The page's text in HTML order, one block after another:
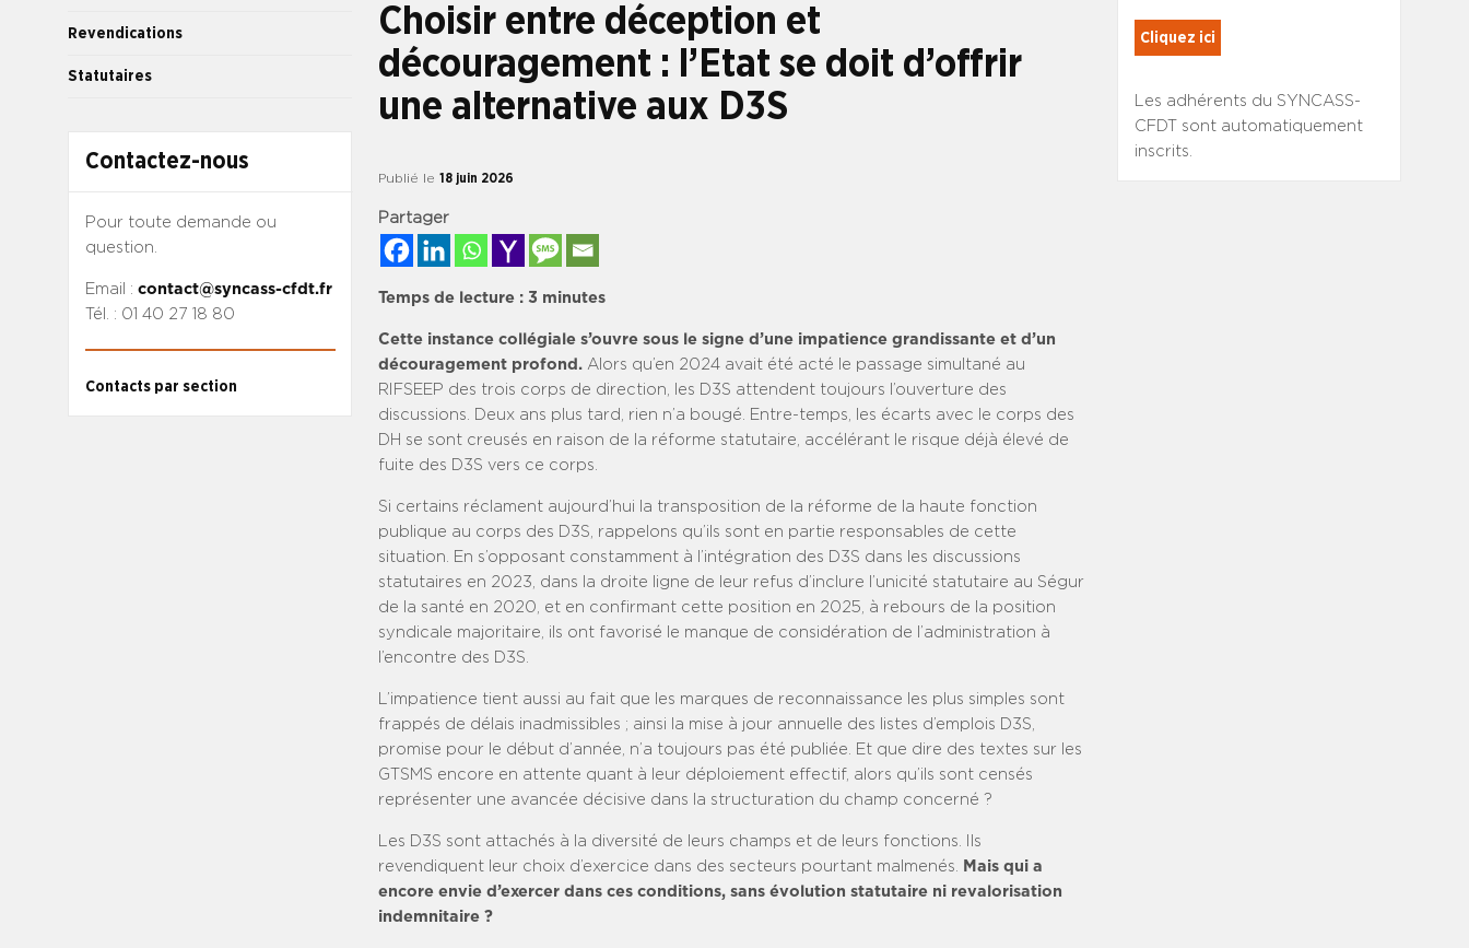
Revendications
Statutaires
Contactez-nous
Pour toute demande ou
question.
Email : contact@syncass-cfdt.fr
Tél. : 01 40 27 18 80
Contacts par section
Choisir entre déception et
découragement : l’Etat se doit d’offrir
une alternative aux D3S
Publié le 18 juin 2026
Partager
Temps de lecture : 3 minutes
Cette instance collégiale s’ouvre sous le signe d’une impatience grandissante et d’un
découragement profond. Alors qu’en 2024 avait été acté le passage simultané au
RIFSEEP des trois corps de direction, les D3S attendent toujours l’ouverture des
discussions. Deux ans plus tard, rien n’a bougé. Entre-temps, les écarts avec le corps des
DH se sont creusés en raison de la réforme statutaire, accélérant le risque déjà élevé de
fuite des D3S vers ce corps.
Si certains réclament aujourd’hui la transposition de la réforme de la haute fonction
publique au corps des D3S, rappelons qu’ils sont en partie responsables de cette
situation. En s’opposant constamment à l’intégration des D3S dans les discussions
statutaires en 2023, dans la droite ligne de leur refus d’inclure l’unicité statutaire au Ségur
de la santé en 2020, et en confirmant cette position en 2025, à rebours de la position
syndicale majoritaire, ils ont favorisé le manque de considération de l’administration à
l’encontre des D3S.
L’impatience tient aussi au fait que les marques de reconnaissance les plus simples sont
frappés de délais inadmissibles ; ainsi la mise à jour annuelle des listes d’emplois D3S,
promise pour le début d’année, n’a toujours pas été publiée. Et que dire des textes sur les
GTSMS encore en attente quant à leur déploiement effectif, alors qu’ils sont censés
représenter une avancée décisive dans la structuration du champ concerné ?
Les D3S sont attachés à la diversité de leurs champs et de leurs fonctions. Ils
revendiquent leur choix d’exercice dans des secteurs pourtant malmenés.
Mais qui a
encore envie d’exercer dans ces conditions, sans évolution statutaire ni revalorisation
indemnitaire ?
Cliquez ici
Les adhérents du SYNCASS-
CFDT sont automatiquement
inscrits.